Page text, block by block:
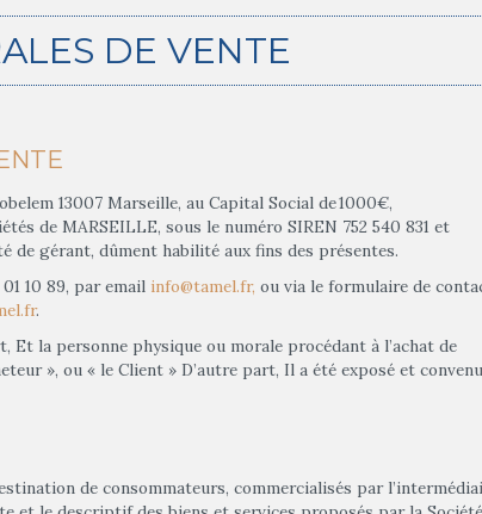
DE VENTE
13007 Marseille, au Capital Social de 1000€,
de MARSEILLE, sous le numéro SIREN 752 540 831 et
de gérant, dûment habilité aux fins des présentes.
10 89, par email info@tamel.fr, ou via le formulaire de
.
Et la personne physique ou morale procédant à l’achat de
», ou « le Client » D’autre part, Il a été exposé et
de consommateurs, commercialisés par